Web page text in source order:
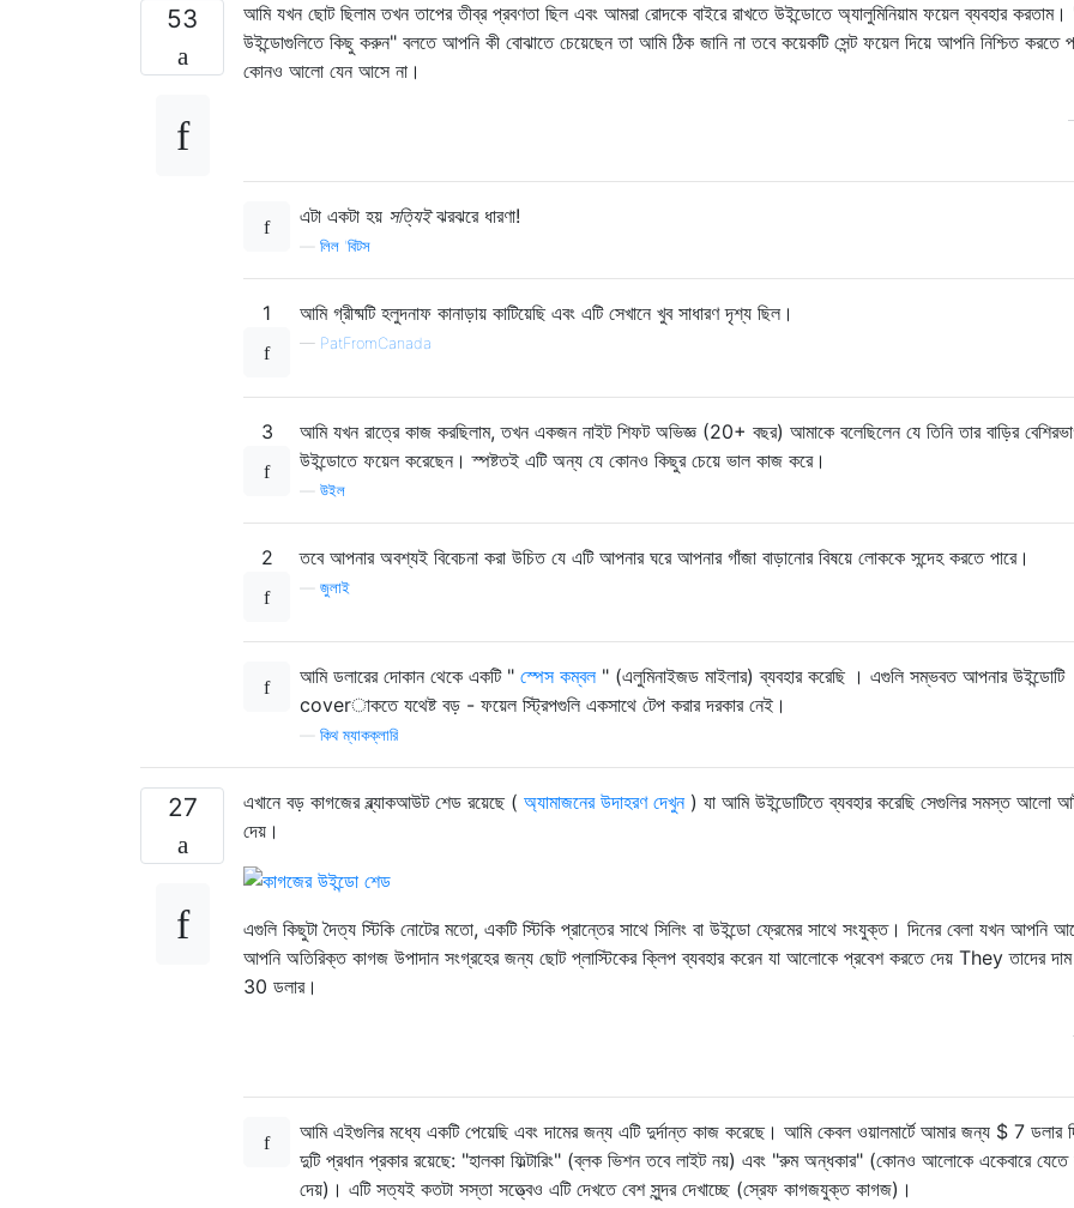
53
আমি যখন ছোট ছিলাম তখন তাপের তীব্র প্রবণতা ছিল এবং আমরা রোদকে বাইরে রাখতে উইন্ডোতে অ্যালুমিনিয়াম ফয়েল ব্যবহার
উইন্ডোগুলিতে কিছু করুন" বলতে আপনি কী বোঝাতে চেয়েছেন তা আমি ঠিক জানি না তবে কয়েকটি সেন্ট ফয়েল দিয়ে আপনি নিশ্চিত করতে
কোনও আলো যেন আসে না।
এটা একটা হয় সত্যিইঝরঝরে ধারণা!
লিল 'বিটস
1 আমি গ্রীষ্মটি হলুদনাফ কানাড়ায় কাটিয়েছি এবং এটি সেখানে খুব সাধারণ দৃশ্য ছিল।
— PatFromCanada
3
আমি যখন রাত্রে কাজ করছিলাম, তখন একজন নাইট শিফট অভিজ্ঞ (20+ বছর) আমাকে বলেছিলেন যে তিনি তার বাড়ির
উইন্ডোতে ফয়েল করেছেন। স্পষ্টতই এটি অন্য যে কোনও কিছুর চেয়ে ভাল কাজ করে।
উইল
2 তবে আপনার অবশ্যই বিবেচনা করা উচিত যে এটি আপনার ঘরে আপনার গাঁজা বাড়ানোর বিষয়ে লোককে সন্দেহ করতে পারে।
জুলাই
আমি ডলারের দোকান থেকে একটি " স্পেস কম্বল" (এলুমিনাইজড মাইলার) ব্যবহার করেছি । এগুলি সম্ভবত আপনার উইন্ডোটি
coverাকতে যথেষ্ট বড় - ফয়েল স্ট্রিপগুলি একসাথে টেপ করার দরকার নেই।
কিথ ম্যাকক্লারি
27 এখানে বড় কাগজের ব্ল্যাকআউট শেড রয়েছে ( অ্যামাজনের উদাহরণ দেখুন) যা আমি উইন্ডোটিতে ব্যবহার করেছি সেগুলির সমস্ত আলো
দেয়।
এগুলি কিছুটা দৈত্য স্টিকি নোটের মতো, একটি স্টিকি প্রান্তের সাথে সিলিং বা উইন্ডো ফ্রেমের সাথে সংযুক্ত। দিনের বেলা যখন আপনি
আপনি অতিরিক্ত কাগজ উপাদান সংগ্রহের জন্য ছোট প্লাস্টিকের ক্লিপ ব্যবহার করেন যা আলোকে প্রবেশ করতে দেয় They তাদের দাম
30 ডলার।
আমি এইগুলির মধ্যে একটি পেয়েছি এবং দামের জন্য এটি দুর্দান্ত কাজ করেছে। আমি কেবল ওয়ালমার্টে আমার জন্য $ 7 ডলার
দুটি প্রধান প্রকার রয়েছে: "হালকা ফিল্টারিং" (ব্লক ভিশন তবে লাইট নয়) এবং "রুম অন্ধকার" (কোনও আলোকে একেবারে যেতে
দেয়)। এটি সত্যই কতটা সস্তা সত্ত্বেও এটি দেখতে বেশ সুন্দর দেখাচ্ছে (স্রেফ কাগজযুক্ত কাগজ)।